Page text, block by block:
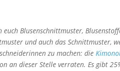
Blusenschnittmuster,
und auch das Schnittmuster,
zu machen: die
an dieser Stelle verraten. Es gibt